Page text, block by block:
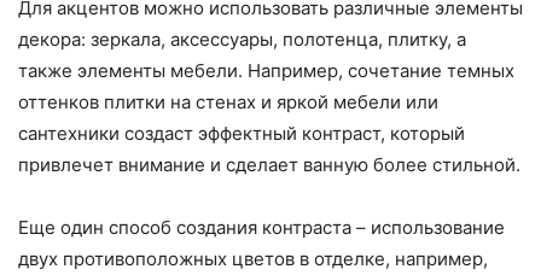
Для акцентов можно использовать различные элементы
декора: зеркала, аксессуары, полотенца, плитку, а
также элементы мебели. Например, сочетание темных
оттенков плитки на стенах и яркой мебели или
сантехники создаст эффектный контраст, который
привлечет внимание и сделает ванную более стильной.
Еще один способ создания контраста – использование
двух противоположных цветов в отделке, например,